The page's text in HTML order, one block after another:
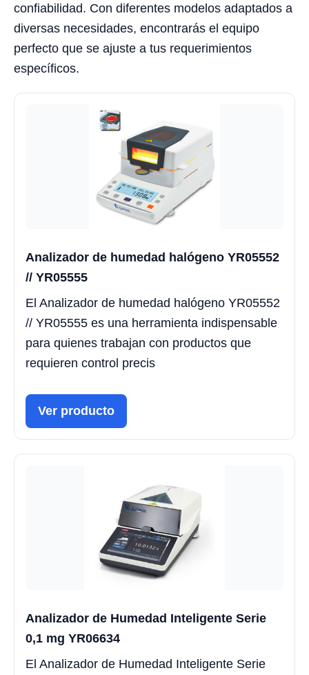
confiabilidad. Con diferentes modelos adaptados a
diversas necesidades, encontrarás el equipo
perfecto que se ajuste a tus requerimientos
específicos.
Analizador de humedad halógeno YR05552
// YR05555
El Analizador de humedad halógeno YR05552
// YR05555 es una herramienta indispensable
para quienes trabajan con productos que
requieren control precis
Ver producto
Analizador de Humedad Inteligente Serie
0,1 mg YR06634
El Analizador de Humedad Inteligente Serie